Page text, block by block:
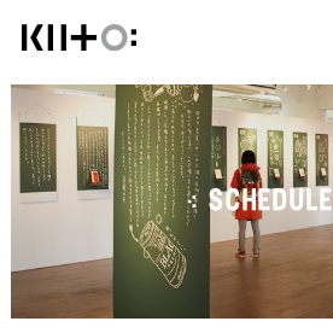
SCHEDULE